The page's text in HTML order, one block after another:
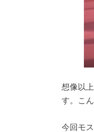
想像以
す。こ
今回モ